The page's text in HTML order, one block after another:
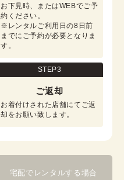
お下見時、またはWEBでご予
約ください。
※レンタルご利用日の8日前
までにご予約が必要となりま
す。
STEP3
ご返却
お着付けされた店舗にてご返
却をお願い致します。
宅配でレンタルする場合